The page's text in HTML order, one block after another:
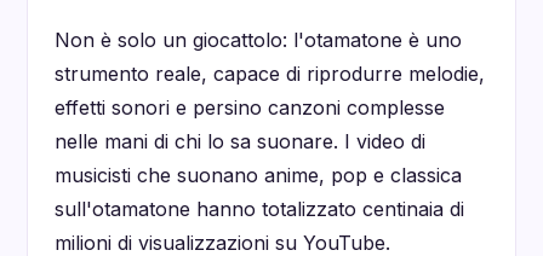
Non è solo un giocattolo: l'otamatone è uno
strumento reale, capace di riprodurre melodie,
effetti sonori e persino canzoni complesse
nelle mani di chi lo sa suonare. I video di
musicisti che suonano anime, pop e classica
sull'otamatone hanno totalizzato centinaia di
milioni di visualizzazioni su YouTube.